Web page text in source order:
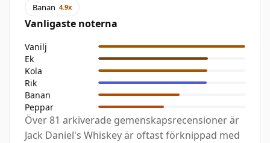
Banan 4.9x
Vanligaste noterna
Vanilj
Ek
Kola
Rik
Banan
Peppar
Över 81 arkiverade gemenskapsrecensioner är
Jack Daniel's Whiskey är oftast förknippad med